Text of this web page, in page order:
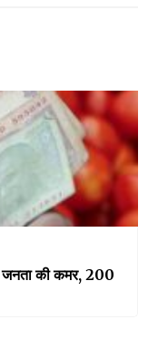
की कमर, 200